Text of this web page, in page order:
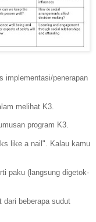
implementasi/penerapan
melihat K3.
program K3.
like a nail". Kalau kamu
paku (langsung digetok-
dari beberapa sudut